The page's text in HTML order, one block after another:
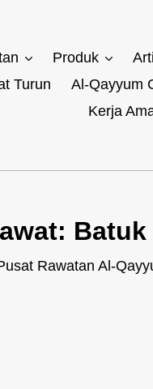
Produk
Turun Al-Qayyum
Kerja
Rawatan Al-